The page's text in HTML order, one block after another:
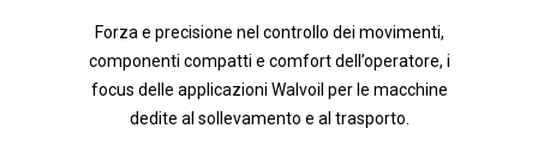
Forza e precisione nel controllo dei movimenti,
componenti compatti e comfort dell’operatore, i
focus delle applicazioni Walvoil per le macchine
dedite al sollevamento e al trasporto.